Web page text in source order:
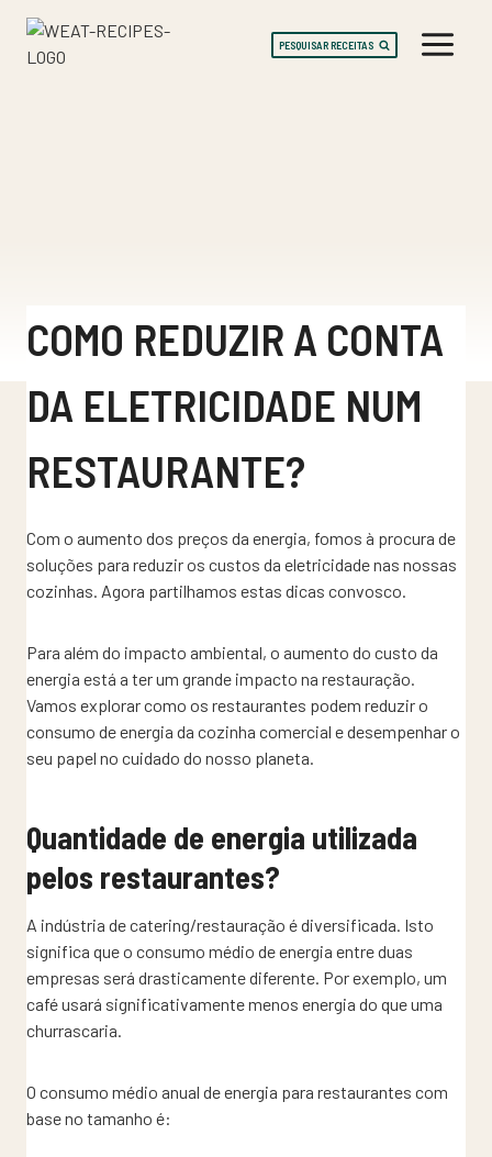
content
PESQUISAR RECEITAS
COMO REDUZIR A CONTA
DA ELETRICIDADE NUM
RESTAURANTE?
Com o aumento dos preços da energia, fomos à procura de
soluções para reduzir os custos da eletricidade nas nossas
cozinhas. Agora partilhamos estas dicas convosco.
Para além do impacto ambiental, o aumento do custo da
energia está a ter um grande impacto na restauração.
Vamos explorar como os restaurantes podem reduzir o
consumo de energia da cozinha comercial e desempenhar o
seu papel no cuidado do nosso planeta.
Quantidade de energia utilizada
pelos restaurantes?
A indústria de catering/restauração é diversificada. Isto
significa que o consumo médio de energia entre duas
empresas será drasticamente diferente. Por exemplo, um
café usará significativamente menos energia do que uma
churrascaria.
O consumo médio anual de energia para restaurantes com
base no tamanho é: